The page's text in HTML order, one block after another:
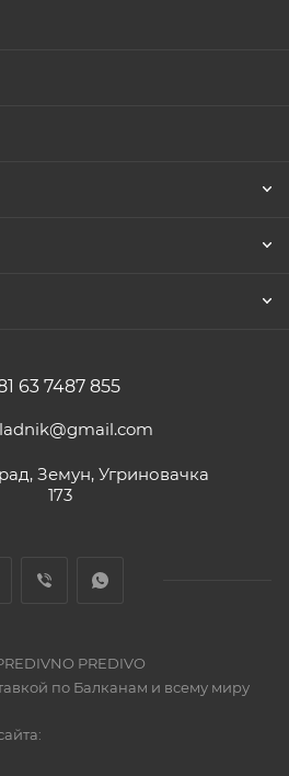
63 7487 855
Земун, Угриновачка
173
PREDIVO
по Балканам и всему миру